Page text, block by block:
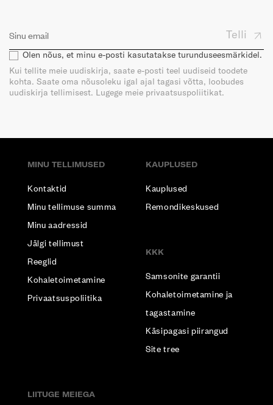
Telli
Olen nõus, et minu e-posti kasutatakse turunduseesmärkidel.
Kui tellite meie uudiskirja, saate e-posti teel uudiseid toodete
kohta. Saate oma nõusoleku igal ajal tagasi võtta, loobudes
uudiskirja tellimisest. Lugege meie privaatsuspoliitikat.
MINU TELLIMUSED
Kontaktid
Minu tellimuse summa
Minu aadressid
Jälgi tellimust
Reeglid
Kohaletoimetamine
Privaatsuspoliitika
KAUPLUSED
Kauplused
Remondikeskused
KKK
Samsonite garantii
Kohaletoimetamine ja
tagastamine
Käsipagasi piirangud
Site tree
LIITUGE MEIEGA